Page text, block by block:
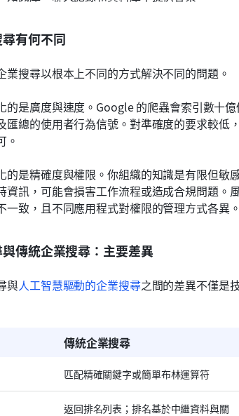
有何不同
業搜尋以根本上不同的方式解決不同的問題。
的是廣度與速度。Google 的爬蟲會索引數十
匯總的使用者行為信號。對準確度的要求較
。
的是精確度與權限。你組織的知識是有限但敏
資訊，可能會損害工作流程或造成合規問題
一致，且不同應用程式對權限的管理方式各異。
傳統企業搜尋：主要差異
與人工智慧驅動的企業搜尋之間的差異不僅是
傳統企業搜尋
匹配精確關鍵字或簡單布林運算符
返回排名列表；排名基於中繼資料與關